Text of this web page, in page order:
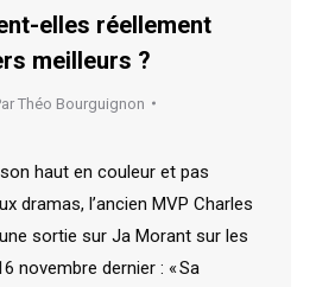
elles réellement
meilleurs ?
Théo Bourguignon
haut en couleur et pas
dramas, l’ancien MVP Charles
sortie sur Ja Morant sur les
novembre dernier : « Sa